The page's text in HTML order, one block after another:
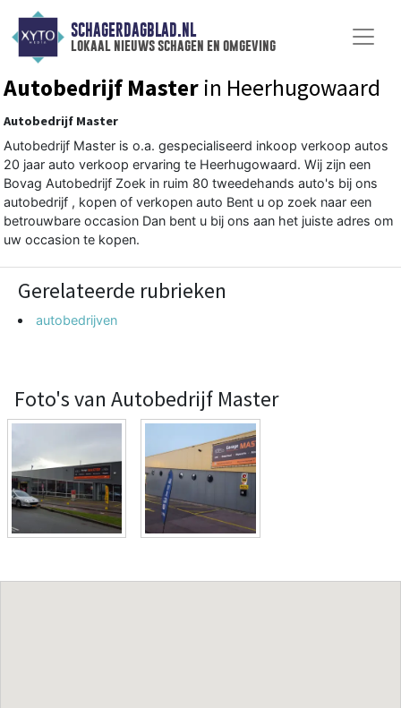
SCHAGERDAGBLAD.NL
lokaal nieuws schagen en omgeving
Autobedrijf Master in Heerhugowaard
Autobedrijf Master
Autobedrijf Master is o.a. gespecialiseerd inkoop verkoop autos
20 jaar auto verkoop ervaring te Heerhugowaard. Wij zijn een
Bovag Autobedrijf Zoek in ruim 80 tweedehands auto's bij ons
autobedrijf , kopen of verkopen auto Bent u op zoek naar een
betrouwbare occasion Dan bent u bij ons aan het juiste adres om
uw occasion te kopen.
Gerelateerde rubrieken
autobedrijven
Foto's van Autobedrijf Master